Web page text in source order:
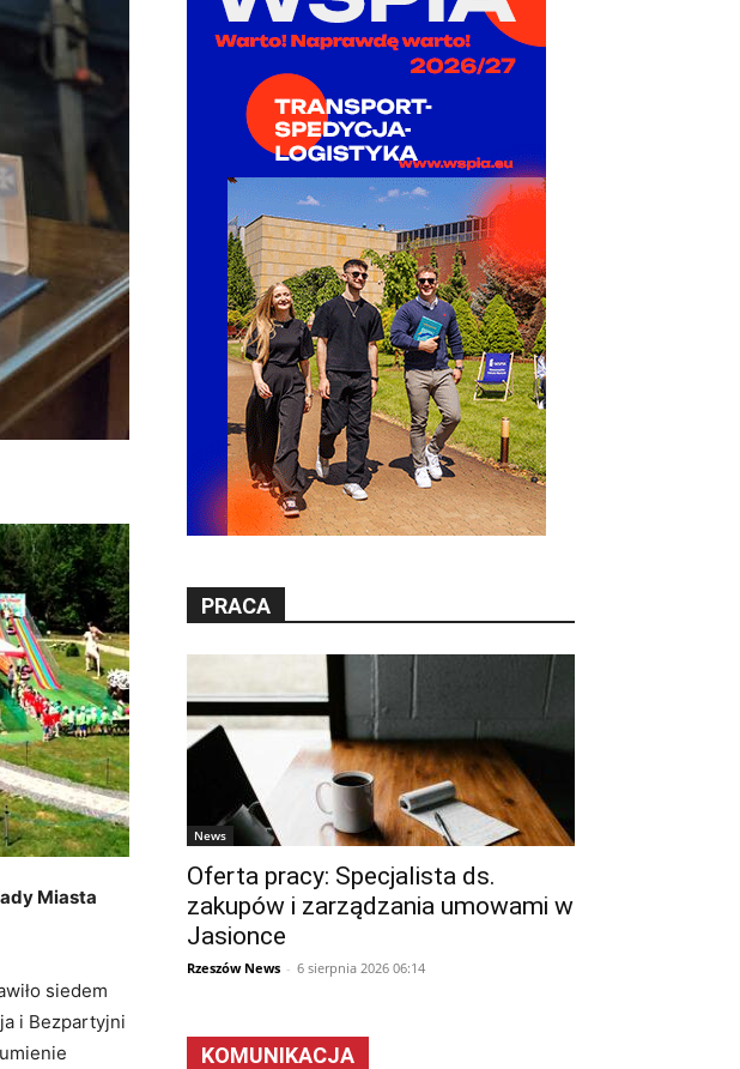
Miasta
siedem
i Bezpartyjni
PRACA
News
Oferta pracy: Specjalista ds.
zakupów i zarządzania umowami w
Jasionce
Rzeszów News - 6 sierpnia 2026 06:14
KOMUNIKACJA